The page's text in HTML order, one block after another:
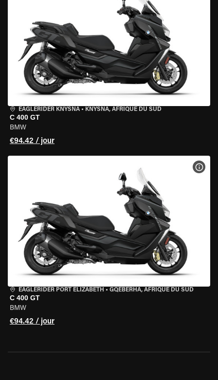
EAGLERIDER KNYSNA • KNYSNA, AFRIQUE DU SUD
C 400 GT
BMW
€94.42 / jour
EAGLERIDER PORT ELIZABETH • GQEBERHA, AFRIQUE DU SUD
C 400 GT
BMW
€94.42 / jour